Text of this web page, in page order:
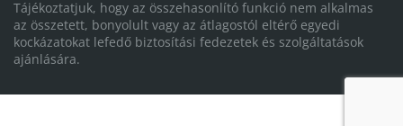
Tájékoztatjuk, hogy az összehasonlító funkció nem alkalmas
az összetett, bonyolult vagy az átlagostól eltérő egyedi
kockázatokat lefedő biztosítási fedezetek és szolgáltatások
ajánlására.